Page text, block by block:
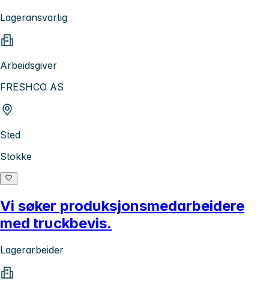
Lageransvarlig
Arbeidsgiver
FRESHCO AS
Sted
Stokke
Vi søker produksjonsmedarbeidere
med truckbevis.
Lagerarbeider